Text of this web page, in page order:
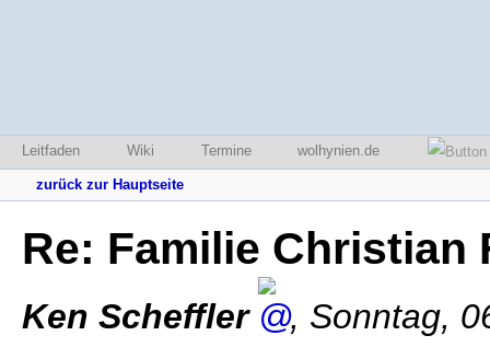
Leitfaden Wiki Termine wolhynien.de
zurück zur Hauptseite
Re: Familie Christian
Ken Scheffler , Sonntag,